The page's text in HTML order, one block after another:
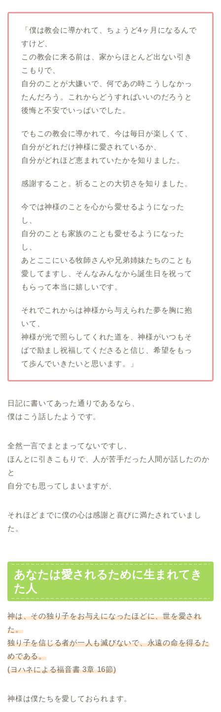
「僕は教会に導かれて、ちょうど4ヶ月になるんで
すけど、
この教会に来る前は、家からほとんど出ない引き
こもりで、
自分のことが大嫌いで、何であの時こうしなかっ
たんだろう。これからどうすればいいのだろうと
後悔と不安でいっぱいでした。
でもこの教会に導かれて、今は毎日が楽しくて、
自分がどれだけ神様に愛されているか、
自分がどれほど恵まれていたかを知りました。
感謝すること。祈ることの大切さを知りました。
今では神様のことを心から愛せるようになった
し、
自分のことも家族のことも愛せるようになった
し、
あとここにいる牧師さんや兄弟姉妹たちのことも
愛してますし、そんなみんなから誕生日を祝って
もらって本当に嬉しいです。
それでこれからは神様から与えられた夢を胸に抱
いて、
神様が光で照らしてくれた道を、神様がいつもそ
ばで励まし祝福してくださると信じ、希望をもっ
て歩んでいきたいと思います。」
日記に書いてあった通りであるなら、
僕はこう話したようです。
全然一言でまとまってないですし、
ほんとに引きこもりで、人が苦手だった人間が話したのか
と
自分でも思ってしまいますが、
それほどまでに僕の心は感謝と喜びに満たされていまし
た。
あなたは愛されるために生まれてき
た人
神は、その独り子をお与えになったほどに、世を愛され
た。
独り子を信じる者が一人も滅びないで、永遠の命を得るた
めである。
(ヨハネによる福音書 3章 16節)
神様は僕たちを愛しておられます。